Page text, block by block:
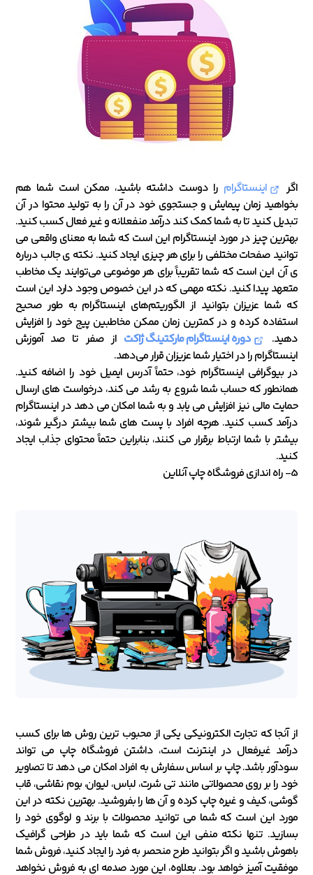
اگر اینستاگرام را دوست داشته باشید، ممکن است شما هم
بخواهید زمان پیمایش و جستجوی خود در آن را به تولید محتوا در آن
تبدیل کنید تا به شما کمک کند درآمد منفعلانه و غیر فعال کسب کنید.
بهترین چیز در مورد اینستاگرام این است که شما به معنای واقعی می
توانید صفحات مختلفی را برای هر چیزی ایجاد کنید. نکته ی جالب درباره
ی آن این است که شما تقریباً برای هر موضوعی می‌توایند یک مخاطب
متعهد پیدا کنید. نکته مهمی که در این خصوص وجود دارد این است
که شما عزیزان بتوانید از الگوریتم‌های اینستاگرام به طور صحیح
استفاده کرده و در کمترین زمان ممکن مخاطبین پیج خود را افزایش
دهید.
دوره اینستاگرام مارکتینگ ژاکت از صفر تا صد آموزش
اینستاگرام را در اختیار شما عزیزان قرار می‌دهد.
در بیوگرافی اینستاگرام خود، حتماً آدرس ایمیل خود را اضافه کنید.
همانطور که حساب شما شروع به رشد می کند، درخواست های ارسال
حمایت مالی نیز افزایش می یابد و به شما امکان می دهد در اینستاگرام
درآمد کسب کنید. هرچه افراد با پست های شما بیشتر درگیر شوند،
بیشتر با شما ارتباط برقرار می کنند، بنابراین حتماً محتوای جذاب ایجاد
کنید.
5- راه اندازی فروشگاه چاپ آنلاین
از آنجا که تجارت الکترونیکی یکی از محبوب ترین روش ها برای کسب
درآمد غیرفعال در اینترنت است، داشتن فروشگاه چاپ می تواند
سودآور باشد. چاپ بر اساس سفارش به افراد امکان می دهد تا تصاویر
خود را بر روی محصولاتی مانند تی شرت، لباس، لیوان، بوم نقاشی، قاب
گوشی، کیف و غیره چاپ کرده و آن ها را بفروشید. بهترین نکته در این
مورد این است که شما می توانید محصولات با برند و لوگوی خود را
بسازید. تنها نکته منفی این است که شما باید در طراحی گرافیک
باهوش باشید و اگر بتوانید طرح منحصر به فرد را ایجاد کنید، فروش شما
موفقیت آمیز خواهد بود. بعلاوه، این مورد صدمه ای به فروش نخواهد